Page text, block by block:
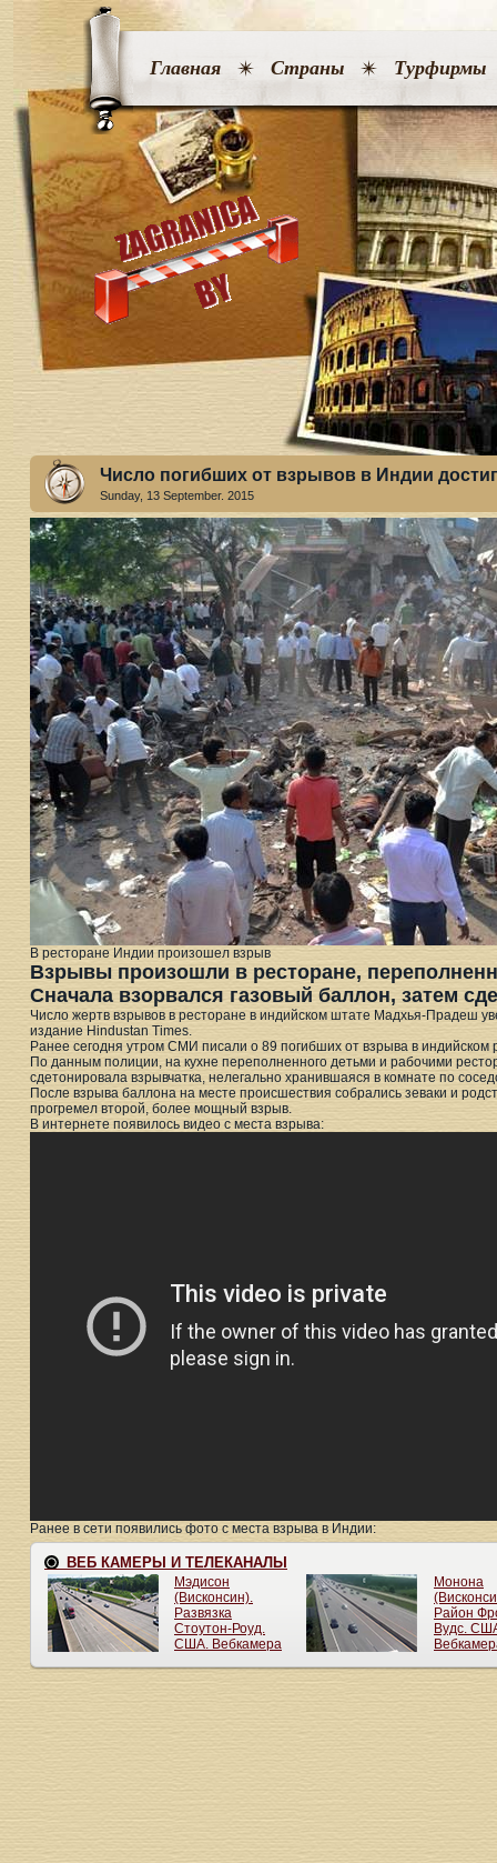
Главная Страны Турфирмы
Число погибших от взрывов в Индии
Sunday, 13 September. 2015
В ресторане Индии произошел взрыв
Взрывы произошли в ресторане,
Сначала взорвался газовый баллон, затем
Число жертв взрывов в ресторане в индийском штате Мадхья-Прадеш
издание Hindustan Times.
Ранее сегодня утром СМИ писали о 89 погибших от взрыва в индийском
По данным полиции, на кухне переполненного детьми и рабочими
сдетонировала взрывчатка, нелегально хранившаяся в комнате по
После взрыва баллона на месте происшествия собрались зеваки и
прогремел второй, более мощный взрыв.
В интернете появилось видео с места взрыва:
Ранее в сети появились фото с места взрыва в Индии: